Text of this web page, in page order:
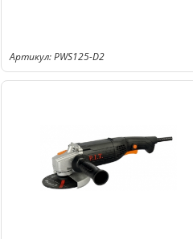
Артикул: PWS125-D2